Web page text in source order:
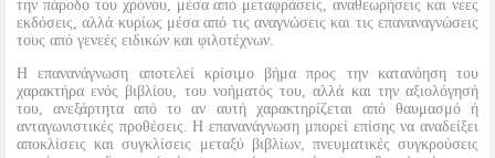
την πάροδο του χρόνου, μέσα από μεταφράσεις, αναθεωρήσεις και νέες
εκδόσεις, αλλά κυρίως μέσα από τις αναγνώσεις και τις επαναναγνώσεις
τους από γενεές ειδικών και φιλοτέχνων.
Η επανανάγνωση αποτελεί κρίσιμο βήμα προς την κατανόηση του
χαρακτήρα ενός βιβλίου, του νοήματός του, αλλά και την αξιολόγησή
του, ανεξάρτητα από το αν αυτή χαρακτηρίζεται από θαυμασμό ή
ανταγωνιστικές προθέσεις. Η επανανάγνωση μπορεί επίσης να αναδείξει
αποκλίσεις και συγκλίσεις μεταξύ βιβλίων, πνευματικές συγκρούσεις